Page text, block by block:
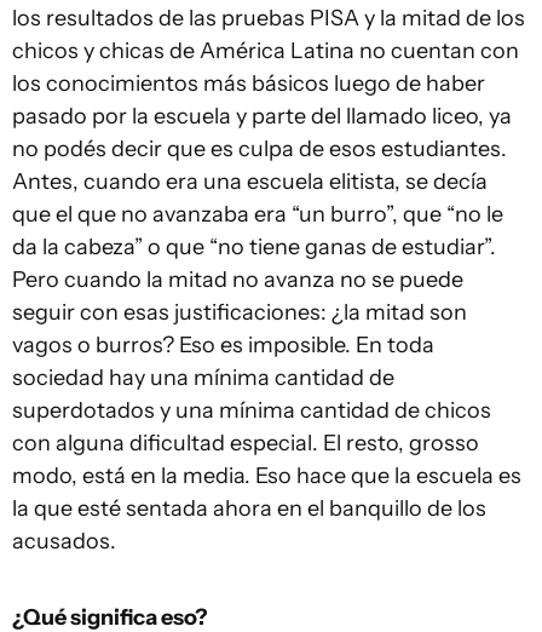
los resultados de las pruebas PISA y la mitad de los
chicos y chicas de América Latina no cuentan con
los conocimientos más básicos luego de haber
pasado por la escuela y parte del llamado liceo, ya
no podés decir que es culpa de esos estudiantes.
Antes, cuando era una escuela elitista, se decía
que el que no avanzaba era “un burro”, que “no le
da la cabeza” o que “no tiene ganas de estudiar”.
Pero cuando la mitad no avanza no se puede
seguir con esas justificaciones: ¿la mitad son
vagos o burros? Eso es imposible. En toda
sociedad hay una mínima cantidad de
superdotados y una mínima cantidad de chicos
con alguna dificultad especial. El resto, grosso
modo, está en la media. Eso hace que la escuela es
la que esté sentada ahora en el banquillo de los
acusados.
¿Qué significa eso?